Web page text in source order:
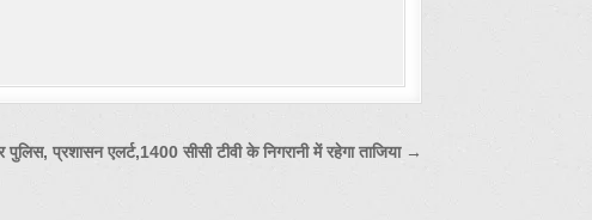
पुलिस, प्रशासन एलर्ट,1400 सीसी टीवी के निगरानी में रहेगा ताजिया →